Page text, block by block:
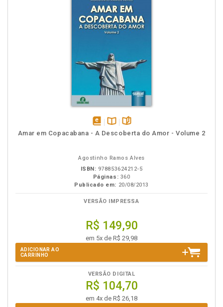
disponível
Disponível
páginas
Amar em Copacabana - A Descoberta do Amor - Volume 2
Agostinho Ramos Alves
ISBN: 978853624212-5
Páginas: 360
Publicado em: 20/08/2013
VERSÃO IMPRESSA
R$ 149,90
em 5x de R$ 29,98
ADICIONAR AO
CARRINHO
VERSÃO DIGITAL
R$ 104,70
em 4x de R$ 26,18